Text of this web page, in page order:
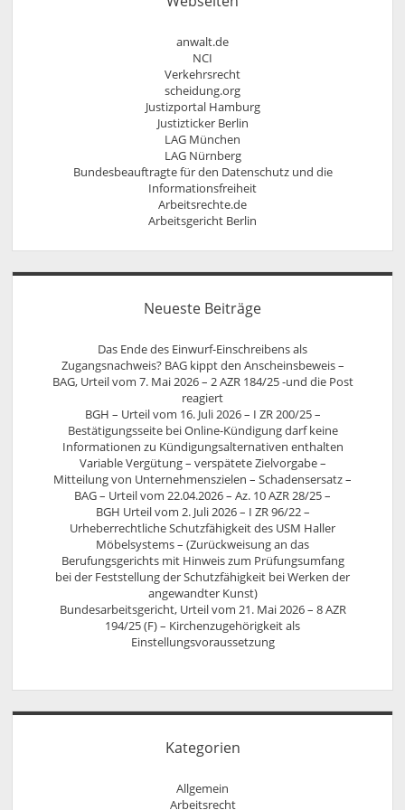
Persönlichkeitsrecht
anwalt.de
NCI
Verkehrsrecht
scheidung.org
Justizportal Hamburg
Justizticker Berlin
LAG München
LAG Nürnberg
Bundesbeauftragte für den Datenschutz und die
Informationsfreiheit
Arbeitsrechte.de
Arbeitsgericht Berlin
Neueste Beiträge
Das Ende des Einwurf-Einschreibens als
Zugangsnachweis? BAG kippt den Anscheinsbeweis –
BAG, Urteil vom 7. Mai 2026 – 2 AZR 184/25 -und die Post
reagiert
BGH – Urteil vom 16. Juli 2026 – I ZR 200/25 –
Bestätigungsseite bei Online-Kündigung darf keine
Informationen zu Kündigungsalternativen enthalten
Variable Vergütung – verspätete Zielvorgabe –
Mitteilung von Unternehmenszielen – Schadensersatz –
BAG – Urteil vom 22.04.2026 – Az. 10 AZR 28/25 –
BGH Urteil vom 2. Juli 2026 – I ZR 96/22 –
Urheberrechtliche Schutzfähigkeit des USM Haller
Möbelsystems – (Zurückweisung an das
Berufungsgerichts mit Hinweis zum Prüfungsumfang
bei der Feststellung der Schutzfähigkeit bei Werken der
angewandter Kunst)
Bundesarbeitsgericht, Urteil vom 21. Mai 2026 – 8 AZR
194/25 (F) – Kirchenzugehörigkeit als
Einstellungsvoraussetzung
Kategorien
Allgemein
Arbeitsrecht